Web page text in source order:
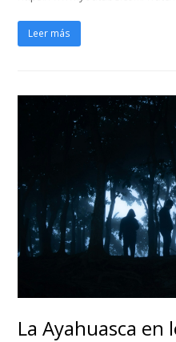
Leer más
La Ayahuasca en